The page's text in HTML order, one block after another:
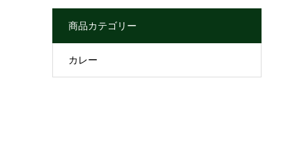
商品カテゴリー
カレー